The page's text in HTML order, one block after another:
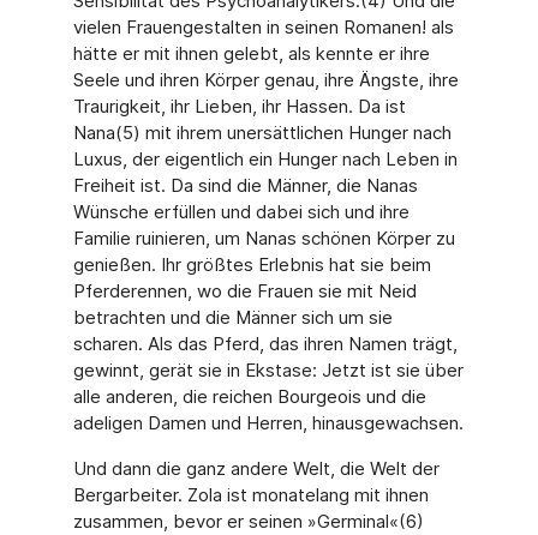
vielen Frauengestalten in seinen Romanen! als
hätte er mit ihnen gelebt, als kennte er ihre
Seele und ihren Körper genau, ihre Ängste, ihre
Traurigkeit, ihr Lieben, ihr Hassen. Da ist
Nana(5) mit ihrem unersättlichen Hunger nach
Luxus, der eigentlich ein Hunger nach Leben in
Freiheit ist. Da sind die Männer, die Nanas
Wünsche erfüllen und dabei sich und ihre
Familie ruinieren, um Nanas schönen Körper zu
genießen. Ihr größtes Erlebnis hat sie beim
Pferderennen, wo die Frauen sie mit Neid
betrachten und die Männer sich um sie
scharen. Als das Pferd, das ihren Namen trägt,
gewinnt, gerät sie in Ekstase: Jetzt ist sie über
alle anderen, die reichen Bourgeois und die
adeligen Damen und Herren, hinausgewachsen.
Und dann die ganz andere Welt, die Welt der
Bergarbeiter. Zola ist monatelang mit ihnen
zusammen, bevor er seinen »Germinal«(6)